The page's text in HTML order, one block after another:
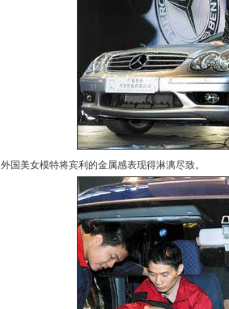
外国美女模特将宾利的金属感表现得淋漓尽致。